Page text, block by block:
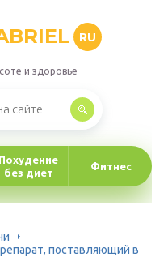
RU
и здоровье
Похудение
без диет
Фитнес
поставляющий в